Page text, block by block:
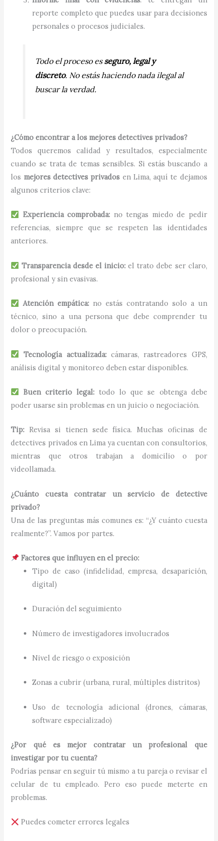
reporte completo que puedes usar para decisiones
personales o procesos judiciales.
Todo el proceso es seguro, legal y
discreto. No estás haciendo nada ilegal al
buscar la verdad.
¿Cómo encontrar a los mejores detectives privados?
Todos queremos calidad y resultados, especialmente
cuando se trata de temas sensibles. Si estás buscando a
los mejores detectives privados en Lima, aquí te dejamos
algunos criterios clave:
Experiencia comprobada: no tengas miedo de pedir
referencias, siempre que se respeten las identidades
anteriores.
Transparencia desde el inicio: el trato debe ser claro,
profesional y sin evasivas.
Atención empática:no estás contratando solo a un
técnico, sino a una persona que debe comprender tu
dolor o preocupación.
Tecnología actualizada:cámaras, rastreadores GPS,
análisis digital y monitoreo deben estar disponibles.
Buen criterio legal: todo lo que se obtenga debe
poder usarse sin problemas en un juicio o negociación.
Tip: Revisa si tienen sede física. Muchas oficinas de
detectives privados en Lima ya cuentan con consultorios,
mientras que otros trabajan a domicilio o por
videollamada.
¿Cuánto cuesta contratar un servicio de detective
privado?
Una de las preguntas más comunes es: “¿Y cuánto cuesta
realmente?”. Vamos por partes.
Factores que influyen en el precio:
Tipo de caso (infidelidad, empresa, desaparición,
digital)
Duración del seguimiento
Número de investigadores involucrados
Nivel de riesgo o exposición
Zonas a cubrir (urbana, rural, múltiples distritos)
Uso de tecnología adicional (drones, cámaras,
software especializado)
¿Por qué es mejor contratar un profesional que
investigar por tu cuenta?
Podrías pensar en seguir tú mismo a tu pareja o revisar el
celular de tu empleado. Pero eso puede meterte en
problemas.
Puedes cometer errores legales